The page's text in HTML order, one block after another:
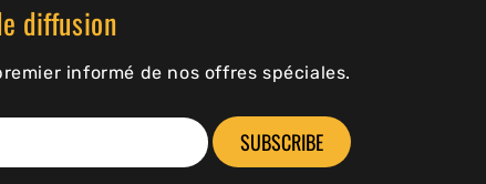
diffusion
informé de nos offres spéciales.
SUBSCRIBE